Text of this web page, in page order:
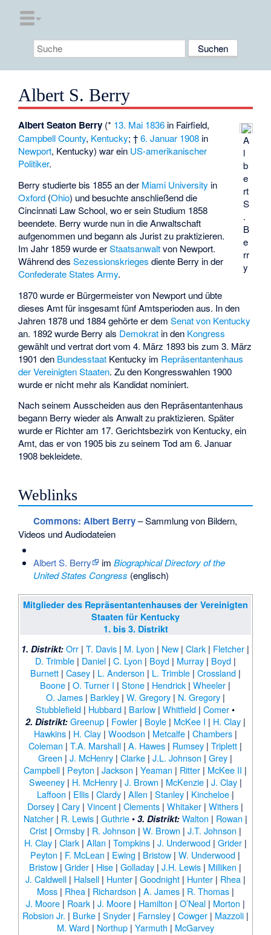
Albert S. Berry
A
l
b
e
rt
S
.
B
e
rr
y
Albert Seaton Berry (* 13. Mai 1836 in Fairfield,
Campbell County, Kentucky; †6. Januar 1908 in
Newport, Kentucky) war ein US-amerikanischer
Politiker.
Berry studierte bis 1855 an der Miami University in
Oxford (Ohio) und besuchte anschließend die
Cincinnati Law School, wo er sein Studium 1858
beendete. Berry wurde nun in die Anwaltschaft
aufgenommen und begann als Jurist zu praktizieren.
Im Jahr 1859 wurde erStaatsanwaltvon Newport.
Während desSezessionskrieges diente Berry in der
Confederate States Army.
1870 wurde er Bürgermeister von Newport und übte
dieses Amt für insgesamt fünf Amtsperioden aus. In den
Jahren 1878 und 1884 gehörte er demSenat von Kentucky
an. 1892 wurde Berry als Demokrat in den Kongress
gewählt und vertrat dort vom 4. März 1893 bis zum 3. März
1901 den Bundesstaat Kentucky im Repräsentantenhaus
der Vereinigten Staaten. Zu den Kongresswahlen 1900
wurde er nicht mehr als Kandidat nominiert.
Nach seinem Ausscheiden aus den Repräsentantenhaus
begann Berry wieder als Anwalt zu praktizieren. Später
wurde er Richter am 17. Gerichtsbezirk von Kentucky, ein
Amt, das er von 1905 bis zu seinem Tod am 6. Januar
1908 bekleidete.
Weblinks
Commons: Albert Berry– Sammlung von Bildern,
Videos und Audiodateien
Albert S. Berry im Biographical Directory of the
United States Congress (englisch)
Mitglieder des Repräsentantenhauses der Vereinigten
Staaten für Kentucky
1. bis 3. Distrikt
1. Distrikt: Orr |T. Davis | M. Lyon | New |Clark | Fletcher |
D. Trimble| Daniel| C. Lyon | Boyd| Murray| Boyd|
Burnett| Casey| L. Anderson | L. Trimble| Crossland|
Boone |O. Turner I |Stone | Hendrick |Wheeler |
O. James| Barkley| W. Gregory| N. Gregory|
Stubblefield | Hubbard | Barlow |Whitfield |Comer•
2. Distrikt: Greenup| Fowler| Boyle| McKee I | H. Clay|
Hawkins| H. Clay| Woodson | Metcalfe| Chambers|
Coleman |T.A. Marshall |A. Hawes | Rumsey |Triplett |
Green |J. McHenry |Clarke |J.L. Johnson |Grey |
Campbell | Peyton |Jackson |Yeaman | Ritter | McKee II |
Sweeney| H. McHenry| J. Brown | McKenzie| J. Clay|
Laffoon | Ellis| Clardy| Allen | Stanley| Kincheloe|
Dorsey |Cary |Vincent |Clements |Whitaker |Withers |
Natcher| R. Lewis| Guthrie• 3. Distrikt: Walton | Rowan |
Crist| Ormsby| R. Johnson | W. Brown | J.T. Johnson |
H. Clay| Clark| Allan | Tompkins| J. Underwood| Grider|
Peyton | F. McLean | Ewing | Bristow |W. Underwood |
Bristow |Grider | Hise |Golladay |J.H. Lewis | Milliken |
J. Caldwell| Halsell| Hunter| Goodnight| Hunter| Rhea|
Moss| Rhea| Richardson | A. James| R. Thomas|
J. Moore| Roark| J. Moore| Hamilton | O’Neal| Morton |
Robsion Jr. | Burke| Snyder| Farnsley| Cowger| Mazzoli|
M. Ward| Northup| Yarmuth | McGarvey